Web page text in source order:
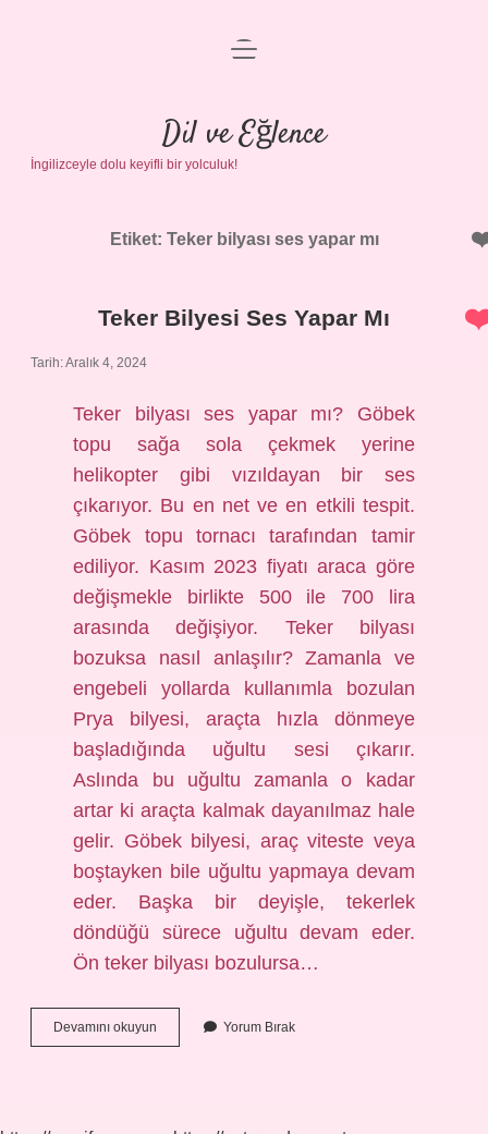
Anasayfa
Gizlilik Politikası
Yasal Uyarı
menüyü
Dil ve Eğlence
İngilizceyle dolu keyifli bir yolculuk!
Etiket: Teker bilyası ses yapar mı
Teker Bilyesi Ses Yapar Mı
Tarih: Aralık 4, 2024
Teker bilyası ses yapar mı? Göbek
topu sağa sola çekmek yerine
helikopter gibi vızıldayan bir ses
çıkarıyor. Bu en net ve en etkili tespit.
Göbek topu tornacı tarafından tamir
ediliyor. Kasım 2023 fiyatı araca göre
değişmekle birlikte 500 ile 700 lira
arasında değişiyor. Teker bilyası
bozuksa nasıl anlaşılır? Zamanla ve
engebeli yollarda kullanımla bozulan
Prya bilyesi, araçta hızla dönmeye
başladığında uğultu sesi çıkarır.
Aslında bu uğultu zamanla o kadar
artar ki araçta kalmak dayanılmaz hale
gelir. Göbek bilyesi, araç viteste veya
boştayken bile uğultu yapmaya devam
eder. Başka bir deyişle, tekerlek
döndüğü sürece uğultu devam eder.
Ön teker bilyası bozulursa…
Devamını okuyun
Bilyesi
Yorum Bırak